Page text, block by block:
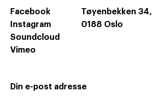
Tøyenbekken 34,
0188 Oslo
Facebook
Instagram
Soundcloud
Vimeo
Din e-post adresse